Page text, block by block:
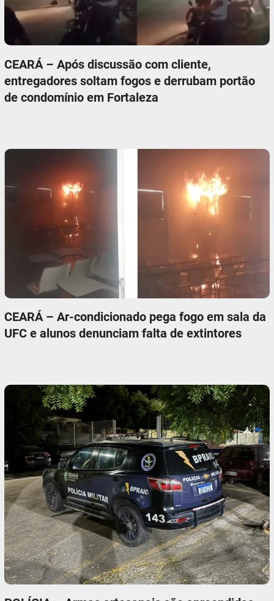
CEARÁ – Após discussão com cliente,
entregadores soltam fogos e derrubam portão
de condomínio em Fortaleza
CEARÁ – Ar-condicionado pega fogo em sala da
UFC e alunos denunciam falta de extintores